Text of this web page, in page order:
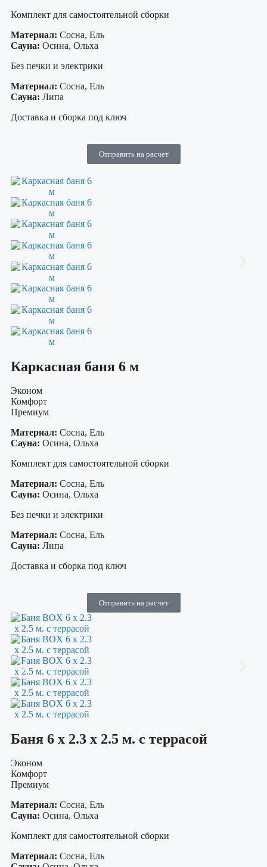
Комплект для самостоятельной сборки
Материал: Сосна, Ель
Сауна: Осина, Ольха
Без печки и электрики
Материал: Сосна, Ель
Сауна: Липа
Доставка и сборка под ключ
Отправить на расчет
Каркасная баня 6 м
Эконом
Комфорт
Премиум
Материал: Сосна, Ель
Сауна: Осина, Ольха
Комплект для самостоятельной сборки
Материал: Сосна, Ель
Сауна: Осина, Ольха
Без печки и электрики
Материал: Сосна, Ель
Сауна: Липа
Доставка и сборка под ключ
Отправить на расчет
Баня 6 х 2.3 х 2.5 м. с террасой
Эконом
Комфорт
Премиум
Материал: Сосна, Ель
Сауна: Осина, Ольха
Комплект для самостоятельной сборки
Материал: Сосна, Ель